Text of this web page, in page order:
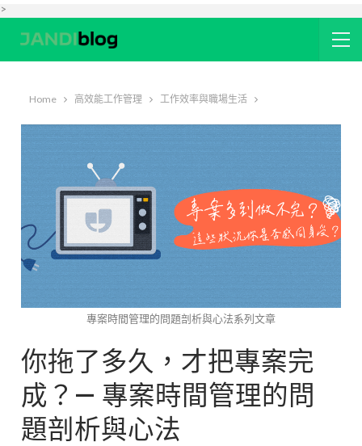
>
Home 高效能工作管理 工作效率與職場生活
專案時間管理的問題剖析與心法系列文章
你拖了多久，才把專案完
成？— 專案時間管理的問
題剖析與心法